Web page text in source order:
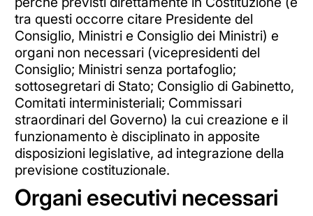
tra questi occorre citare Presidente del
Consiglio, Ministri e Consiglio dei Ministri) e
organi non necessari (vicepresidenti del
Consiglio; Ministri senza portafoglio;
sottosegretari di Stato; Consiglio di Gabinetto,
Comitati interministeriali; Commissari
straordinari del Governo) la cui creazione e il
funzionamento è disciplinato in apposite
disposizioni legislative, ad integrazione della
previsione costituzionale.
Organi esecutivi necessari